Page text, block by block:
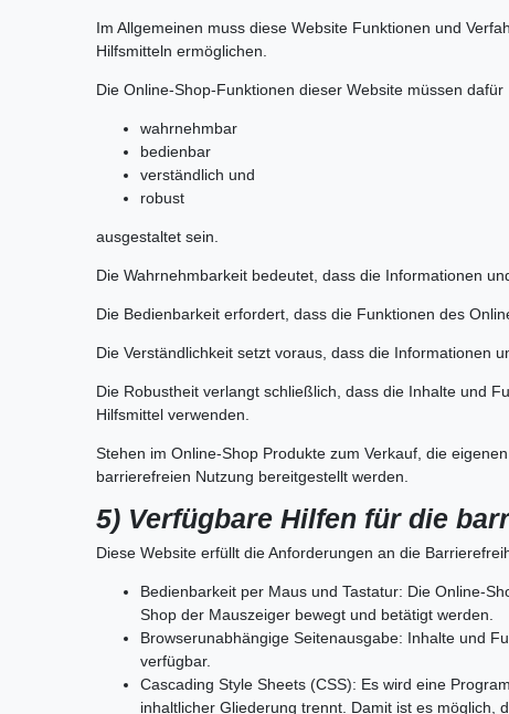
Im Allgemeinen muss diese Website Funktionen und
Hilfsmitteln ermöglichen.
Die Online-Shop-Funktionen dieser Website müssen dafür
wahrnehmbar
bedienbar
verständlich und
robust
ausgestaltet sein.
Die Wahrnehmbarkeit bedeutet, dass die Informationen
Die Bedienbarkeit erfordert, dass die Funktionen des
Die Verständlichkeit setzt voraus, dass die Informationen
Die Robustheit verlangt schließlich, dass die Inhalte und
Hilfsmittel verwenden.
Stehen im Online-Shop Produkte zum Verkauf, die
barrierefreien Nutzung bereitgestellt werden.
5) Verfügbare Hilfen für die
Diese Website erfüllt die Anforderungen an die
Bedienbarkeit per Maus und Tastatur: Die Online-
Shop der Mauszeiger bewegt und betätigt werden.
Browserunabhängige Seitenausgabe: Inhalte und
verfügbar.
Cascading Style Sheets (CSS): Es wird eine
inhaltlicher Gliederung trennt. Damit ist es möglich,